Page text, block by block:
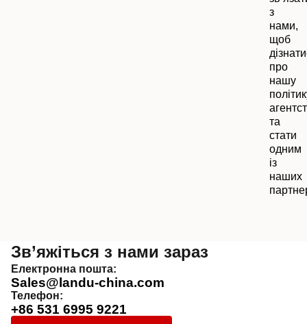
з
нами,
щоб
про
нашу
та
стати
одним
із
наших
Зв’яжіться з нами зараз
Електронна пошта:
Sales@landu-china.com
Телефон:
+86 531 6995 9221